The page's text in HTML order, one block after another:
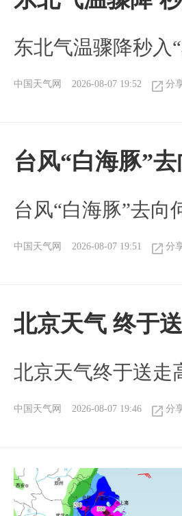
东北气温骤降秒入
中国天气网 2026-08-07 19:52 分
台风“白海豚”去
台风“白海豚”去向
中国天气网 2026-08-07 19:51 分
北京天气 终于
北京天气终于送走
中国天气网 2026-08-07 19:46 分